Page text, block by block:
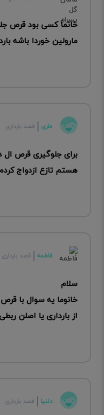
خانما کسی بود قرص
مارولین خوردا باشه
ماری قصد بارداری
برای جلوگیری قرص ال
هستم تازع ازدواج
فاطمه قصد بارداری
سلام
خانوما یه سوال با
از بارداری یا اصلن
دلنیا قصد بارداری